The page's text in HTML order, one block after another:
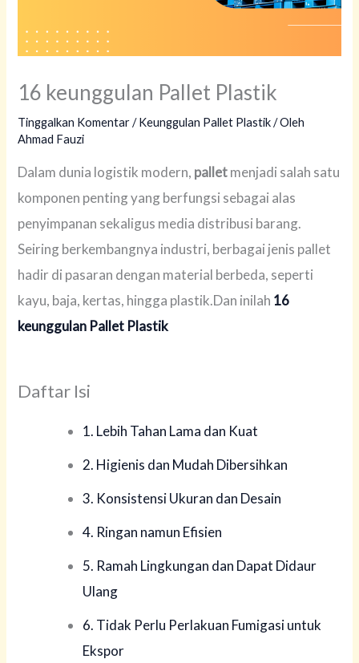
16 keunggulan Pallet Plastik
Tinggalkan Komentar / Keunggulan Pallet Plastik/ Oleh
Ahmad Fauzi
Dalam dunia logistik modern, palletmenjadi salah satu
komponen penting yang berfungsi sebagai alas
penyimpanan sekaligus media distribusi barang.
Seiring berkembangnya industri, berbagai jenis pallet
hadir di pasaran dengan material berbeda, seperti
kayu, baja, kertas, hingga plastik.Dan inilah 16
keunggulan Pallet Plastik
Daftar Isi
1. Lebih Tahan Lama dan Kuat
2. Higienis dan Mudah Dibersihkan
3. Konsistensi Ukuran dan Desain
4. Ringan namun Efisien
5. Ramah Lingkungan dan Dapat Didaur
Ulang
6. Tidak Perlu Perlakuan Fumigasi untuk
Ekspor